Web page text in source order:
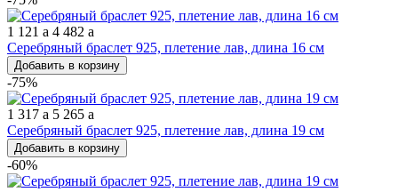
1 121 a 4 482 a
Серебряный браслет 925, плетение лав, длина 16 см
Добавить в корзину
-75%
1 317 a 5 265 a
Серебряный браслет 925, плетение лав, длина 19 см
Добавить в корзину
-60%